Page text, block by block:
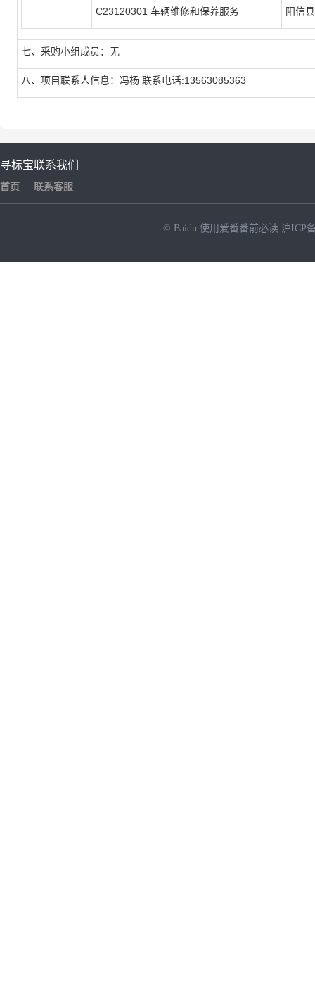
C23120301 车辆维修和保养服务 阳信
七、采购小组成员：无
八、项目联系人信息：冯杨 联系电话:13563085363
寻标宝
首页
联系我们
联系客服
© Baidu 使用爱番番前必读 沪ICP